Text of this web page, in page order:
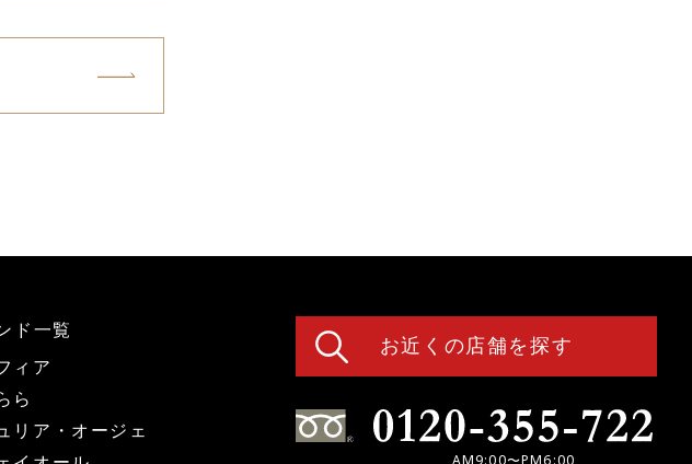
ド一覧
ィア
ら
リア・オージェ
お近くの店舗を探す
AM9:00〜PM6:00